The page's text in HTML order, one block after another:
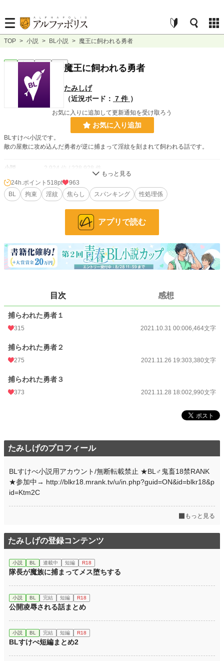
TOP > 小説 > BL小説 > 魔王に飼われる勇者
完結 短編 魔王に飼われる勇者
たみしげ
（近況ボード： 7 件 ）
お気に入りに追加して更新通知を受け取ろう
お気に入り追加
BLすけべ小説です。
敵の屋敷に攻め込んだ勇者が逆に捕まって淫紋を刻まれて飼われる話です。
小説 2,924 位 / 228,928 件
BL 559 位 / 31,451 件
お気に入り 495
更新日時 2021.11.28 18:00
2021.11.28 17:33
週間ポイント 4,989 pt (2,049 位)
月間ポイント
年間ポイント 254,855 pt (2,389 位)
累計ポイント
24h.ポイント 518pt
963
BL
拘束 淫紋 焦らし スパンキング 性処理係
アプリで読む
目次 感想
捕らわれた勇者１
315 2021.10.31 00:006,464文字
捕らわれた勇者２
275 2021.11.26 19:303,380文字
捕らわれた勇者３
373 2021.11.28 18:002,990文字
たみしげのプロフィール
BLすけべ小説用アカウント/無断転載禁止 ★BL♂鬼畜18禁RANK
★参加中→ http://blkr18.mrank.tv/u/in.php?guid=ON&id=blkr18&p
id=Ktm2C
もっと見る
たみしげの登録コンテンツ
小説 BL 連載中 短編 R18
隊長が魔族に捕まってメス堕ちする
小説 BL 完結 短編 R18
公開凌辱される話まとめ
小説 BL 完結 短編 R18
BLすけべ短編まとめ2